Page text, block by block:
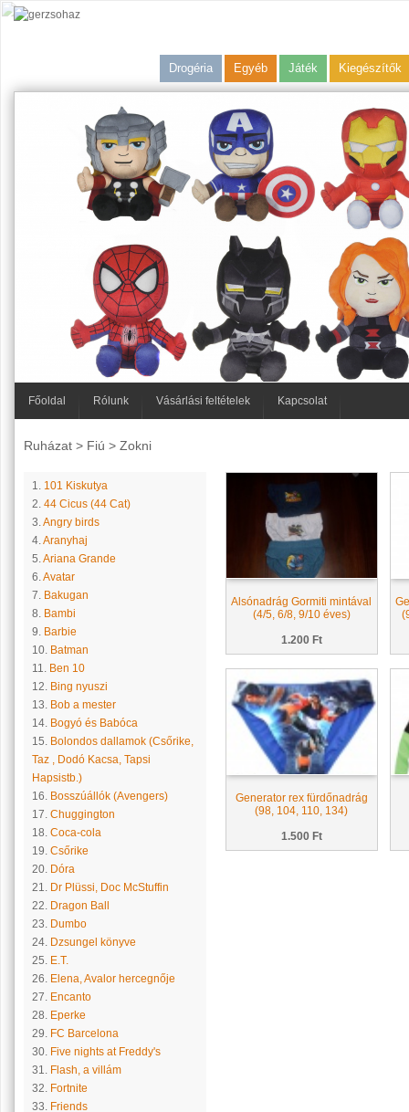
Drogéria Egyéb Játék Kiegészítők
Főoldal Rólunk Vásárlási feltételek Kapcsolat
Ruházat> Fiú > Zokni
1. 101 Kiskutya
2. 44 Cicus (44 Cat)
3.Angry birds
4.Aranyhaj
5.Ariana Grande
6.Avatar
7. Bakugan
8. Bambi
9. Barbie
10. Batman
11. Ben 10
12. Bing nyuszi
13. Bob a mester
14. Bogyó és Babóca
15. Bolondos dallamok (Csőrike,
Taz , Dodó Kacsa, Tapsi
Hapsistb.)
16. Bosszúállók (Avengers)
17. Chuggington
18. Coca-cola
19. Csőrike
20. Dóra
21. Dr Plüssi, Doc McStuffin
22. Dragon Ball
23. Dumbo
24. Dzsungel könyve
25. E.T.
26. Elena, Avalor hercegnője
27. Encanto
28. Eperke
29. FC Barcelona
30. Five nights at Freddy's
31. Flash, a villám
32. Fortnite
33. Friends
Alsónadrág Gormiti mintával
(4/5, 6/8, 9/10 éves)
1.200 Ft
Generator rex fürdőnadrág
(98, 104, 110, 134)
1.500 Ft